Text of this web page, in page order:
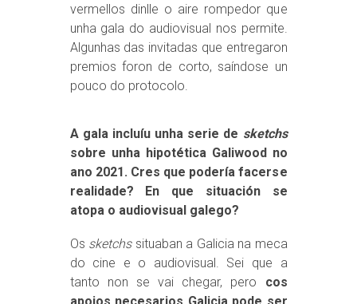
vermellos dinlle o aire rompedor que
unha gala do audiovisual nos permite.
Algunhas das invitadas que entregaron
premios foron de corto, saíndose un
pouco do protocolo.
A gala incluíu unha serie de sketchs
sobre unha hipotética Galiwood no
ano 2021. Cres que podería facerse
realidade? En que situación se
atopa o audiovisual galego?
Os sketchssituaban a Galicia na meca
do cine e o audiovisual. Sei que a
tanto non se vai chegar, pero cos
apoios necesarios Galicia pode ser